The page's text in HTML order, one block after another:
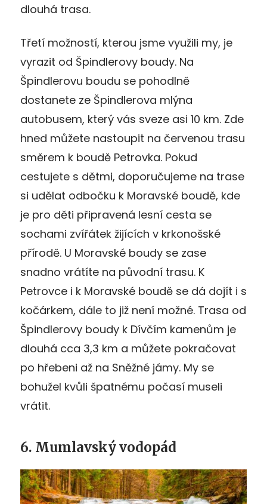
dlouhá trasa.
Třetí možností, kterou jsme využili my, je
vyrazit od Špindlerovy boudy. Na
Špindlerovu boudu se pohodlně
dostanete ze Špindlerova mlýna
autobusem, který vás sveze asi 10 km. Zde
hned můžete nastoupit na červenou trasu
směrem k boudě Petrovka. Pokud
cestujete s dětmi, doporučujeme na trase
si udělat odbočku k Moravské boudě, kde
je pro děti připravená lesní cesta se
sochami zvířátek žijících v krkonošské
přírodě. U Moravské boudy se zase
snadno vrátíte na původní trasu. K
Petrovce i k Moravské boudě se dá dojít i s
kočárkem, dále to již není možné. Trasa od
Špindlerovy boudy k Dívčím kamenům je
dlouhá cca 3,3 km a můžete pokračovat
po hřebeni až na Sněžné jámy. My se
bohužel kvůli špatnému počasí museli
vrátit.
6. Mumlavský vodopád